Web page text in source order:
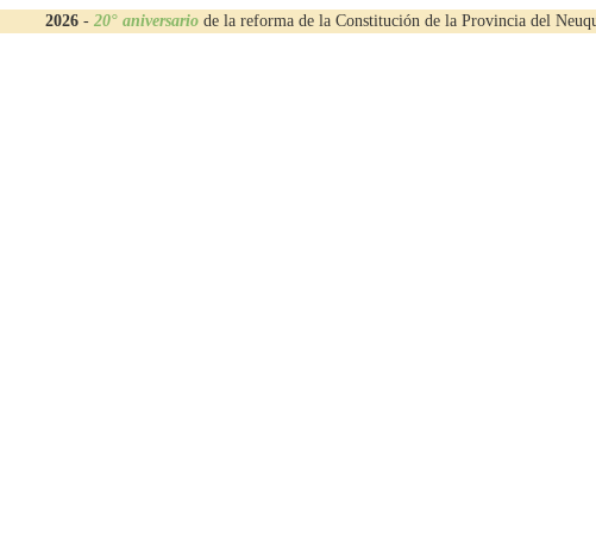
2026- 20° aniversariode la reforma de la Constitución de la Provincia del